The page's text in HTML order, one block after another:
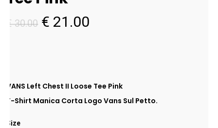
€30.00 Il
€ 30.00.
€ 21.00
€ 21.00.
VANS Left Chest II Loose Tee Pink
T-Shirt Manica Corta Logo Vans Sul Petto.
Size